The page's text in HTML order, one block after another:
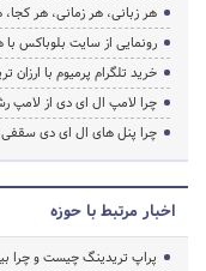
هر زبانی، هر زمانی، هر کجا،
رونمایی از سایت بلوباکس
خرید تلگرام پرمیوم با ارزان
چرا لامپ ال ای دی از
چرا پنل های ال ای دی
اخبار مرتبط با حوزه
پراپ تریدینگ چیست و چرا